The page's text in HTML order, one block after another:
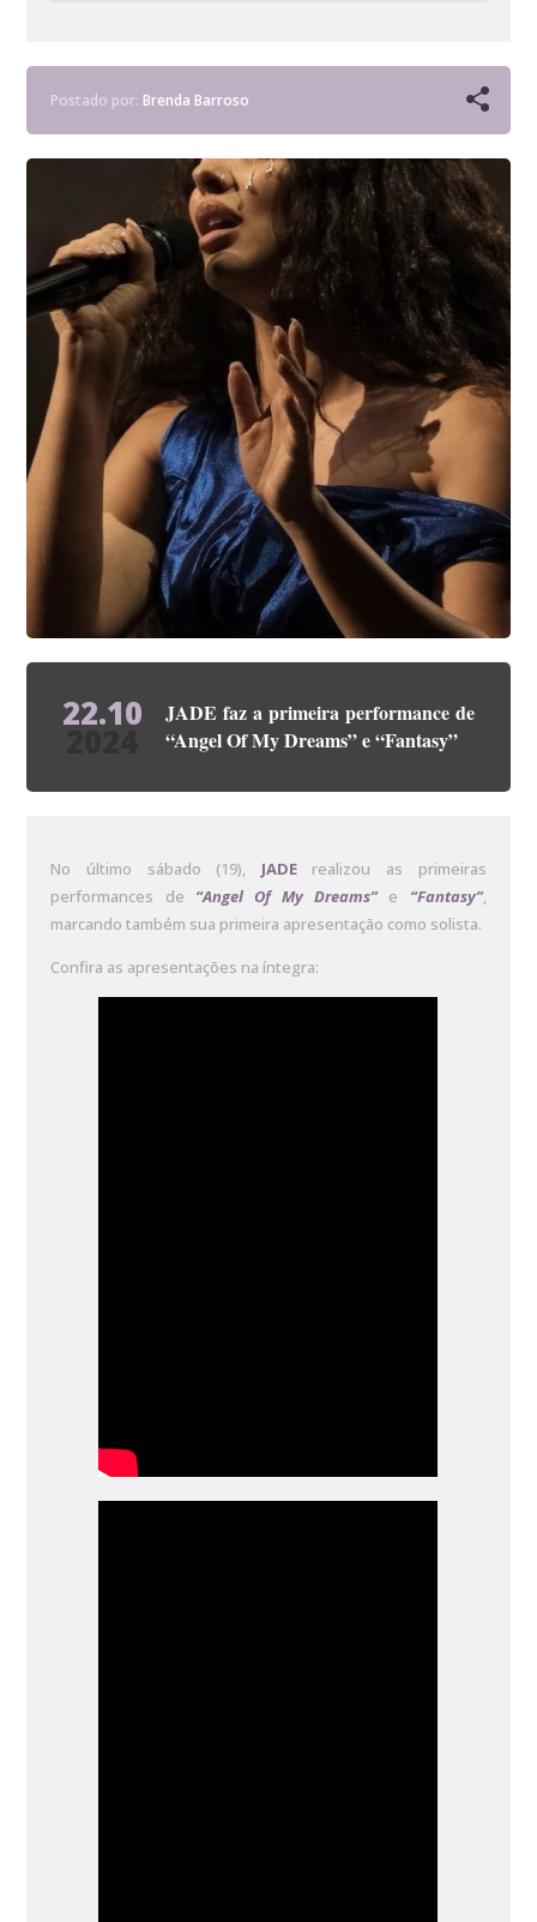
Postado por:Brenda Barroso
22.10
JADE faz a primeira performance de
“Angel Of My Dreams” e “Fantasy”
No último sábado (19), JADErealizou as primeiras
performances de “Angel Of My Dreams” e “Fantasy”,
marcando também sua primeira apresentação como solista.
Confira as apresentações na íntegra: